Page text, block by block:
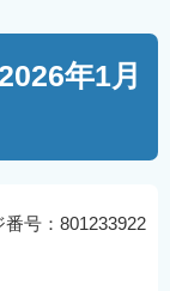
年1月
番号：801233922